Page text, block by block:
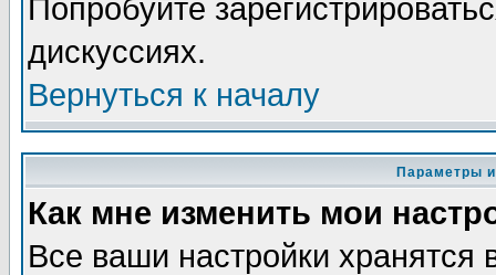
Попробуйте
дискуссиях.
Вернуться к началу
Параметры
Как мне изменить мои
Все ваши настройки